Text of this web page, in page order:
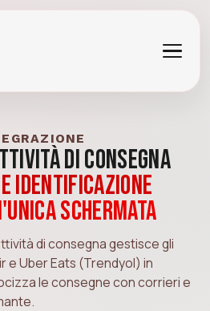
di Consegna
identificazione
schermata
di consegna gestisce gli
e Uber Eats (Trendyol) in
le consegne con corrieri e